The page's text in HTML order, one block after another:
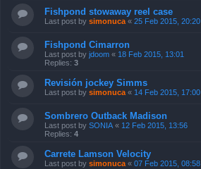
Fishpond stowaway reel case
Last post by simonuca « 25 Feb 2015, 20:20
Fishpond Cimarron
Last post by jdoom « 18 Feb 2015, 13:01
Replies: 3
Revisión jockey Simms
Last post by simonuca « 14 Feb 2015, 17:00
Sombrero Outback Madison
Last post by SONIA « 12 Feb 2015, 13:56
Replies: 4
Carrete Lamson Velocity
Last post by simonuca « 07 Feb 2015, 08:58